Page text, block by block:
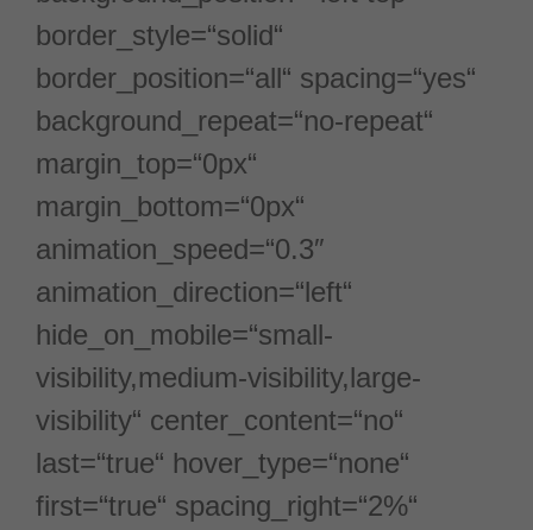
border_style=“solid“
border_position=“all“ spacing=“yes“
background_repeat=“no-repeat“
margin_top=“0px“
margin_bottom=“0px“
animation_speed=“0.3″
animation_direction=“left“
hide_on_mobile=“small-
visibility,medium-visibility,large-
visibility“ center_content=“no“
last=“true“ hover_type=“none“
first=“true“ spacing_right=“2%“